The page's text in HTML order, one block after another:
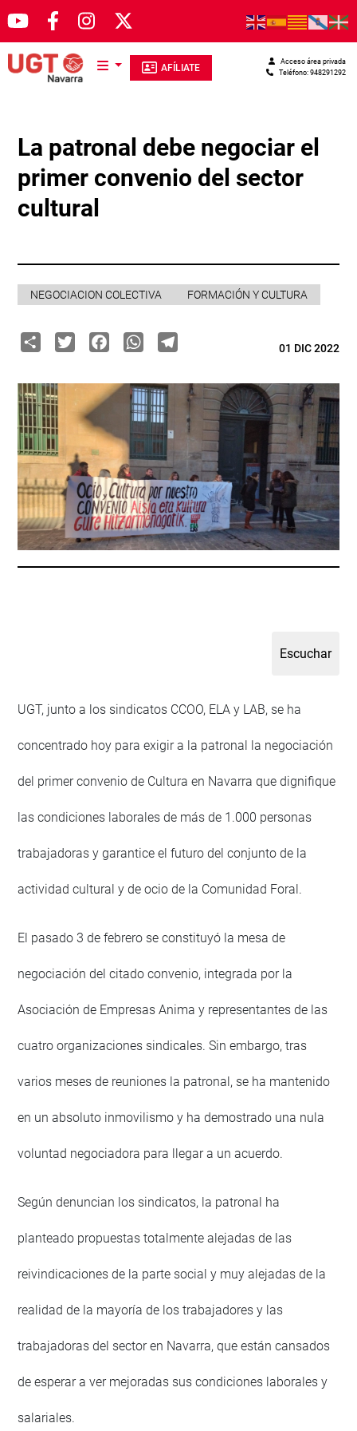
Pasar al contenido principal
AFÍLIATE Teléfono: 948291292
Acceso área privada
La patronal debe negociar el
primer convenio del sector
cultural
NEGOCIACION COLECTIVA FORMACIÓN Y CULTURA
ShareTwitterFacebook
WhatsApp
Telegram01 DIC 2022
UGT, junto a los sindicatos CCOO, ELA y LAB, se ha
concentrado hoy para exigir a la patronal la negociación
del primer convenio de Cultura en Navarra que dignifique
las condiciones laborales de más de 1.000 personas
trabajadoras y garantice el futuro del conjunto de la
actividad cultural y de ocio de la Comunidad Foral.
El pasado 3 de febrero se constituyó la mesa de
negociación del citado convenio, integrada por la
Asociación de Empresas Anima y representantes de las
cuatro organizaciones sindicales. Sin embargo, tras
varios meses de reuniones la patronal, se ha mantenido
en un absoluto inmovilismo y ha demostrado una nula
voluntad negociadora para llegar a un acuerdo.
Según denuncian los sindicatos, la patronal ha
planteado propuestas totalmente alejadas de las
reivindicaciones de la parte social y muy alejadas de la
realidad de la mayoría de los trabajadores y las
trabajadoras del sector en Navarra, que están cansados
de esperar a ver mejoradas sus condiciones laborales y
salariales.